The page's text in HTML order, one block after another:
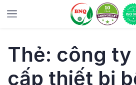
Thẻ: công ty
cấp thiết bị